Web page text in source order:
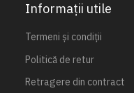
Informații utile
Termeni și condiții
Politică de retur
Retragere din contract